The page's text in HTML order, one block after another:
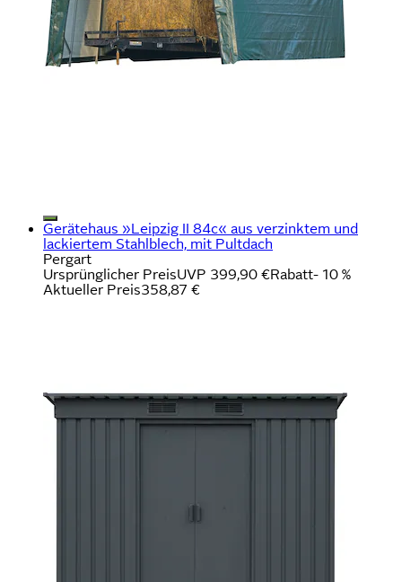
Gerätehaus »Leipzig II 84c« aus verzinktem und
lackiertem Stahlblech, mit Pultdach
Pergart
Ursprünglicher PreisUVP 399,90 €Rabatt- 10 %
Aktueller Preis358,87 €